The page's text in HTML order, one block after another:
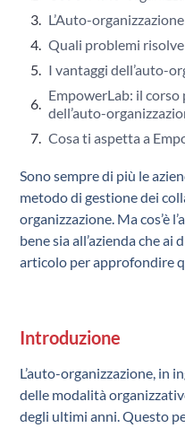
L’Auto-
Quali problemi
I vantaggi dell’auto-
EmpowerLab: il
dell’auto-
Cosa ti aspetta a
Sono sempre di più le
metodo di gestione dei
organizzazione. Ma cos’è
bene sia all’azienda che ai
articolo per approfondire
Introduzione
L’auto-organizzazione, in
delle modalità
degli ultimi anni. Questo